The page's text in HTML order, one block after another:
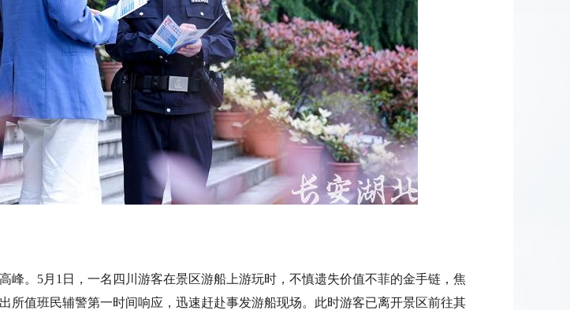
。5月1日，一名四川游客在景区游船上游玩时，不慎遗失价值不菲的金手链，焦
所值班民辅警第一时间响应，迅速赶赴事发游船现场。此时游客已离开景区前往其